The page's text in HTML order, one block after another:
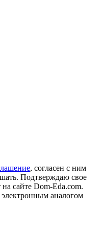
, согласен с ним
Подтверждаю свое
на сайте Dom-Eda.com.
электронным аналогом